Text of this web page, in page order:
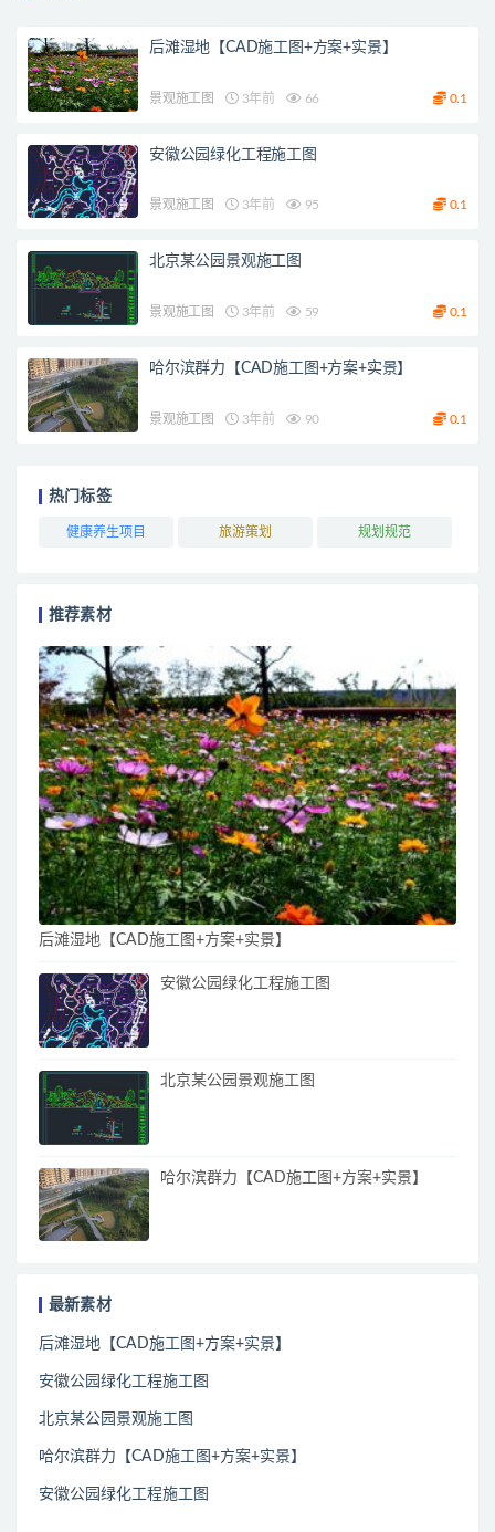
后滩湿地【CAD施工图+方案+实景】
景观施工图 3年前 66 0.1
安徽公园绿化工程施工图
景观施工图 3年前 95 0.1
北京某公园景观施工图
景观施工图 3年前 59 0.1
哈尔滨群力【CAD施工图+方案+实景】
景观施工图 3年前 90 0.1
热门标签
健康养生项目 旅游策划 规划规范
推荐素材
后滩湿地【CAD施工图+方案+实景】
安徽公园绿化工程施工图
北京某公园景观施工图
哈尔滨群力【CAD施工图+方案+实景】
最新素材
后滩湿地【CAD施工图+方案+实景】
安徽公园绿化工程施工图
北京某公园景观施工图
哈尔滨群力【CAD施工图+方案+实景】
安徽公园绿化工程施工图